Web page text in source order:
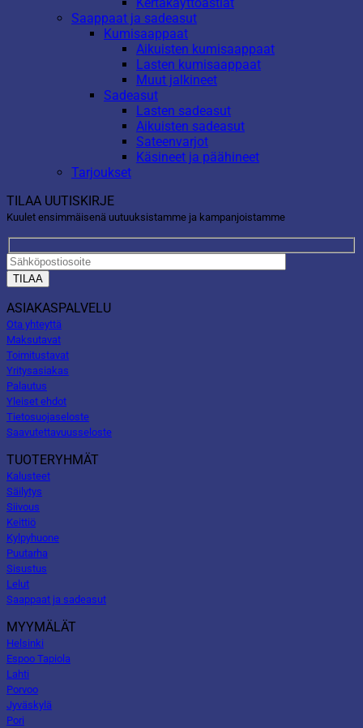
Saappaat ja sadeasut
Kumisaappaat
Aikuisten kumisaappaat
Lasten kumisaappaat
Muut jalkineet
Sadeasut
Lasten sadeasut
Aikuisten sadeasut
Sateenvarjot
Käsineet ja päähineet
Tarjoukset
TILAA UUTISKIRJE
Kuulet ensimmäisenä uutuuksistamme ja kampanjoistamme
ASIAKASPALVELU
Ota yhteyttä
Maksutavat
Toimitustavat
Yritysasiakas
Palautus
Yleiset ehdot
Tietosuojaseloste
Saavutettavuusseloste
TUOTERYHMÄT
Kalusteet
Säilytys
Siivous
Keittiö
Kylpyhuone
Puutarha
Sisustus
Lelut
Saappaat ja sadeasut
MYYMÄLÄT
Helsinki
Espoo Tapiola
Lahti
Porvoo
Jyväskylä
Pori